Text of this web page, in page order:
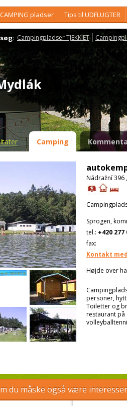
CAMPING pladser Tips til UDFLUGTER
søg: Campingpladser TJEKKIET
Camping
Nádražní 396
Sprogen,
tel.: +420 277
fax:
Kontakt
Højde over
personer,
Toiletter og
restaurant på
du måske også være